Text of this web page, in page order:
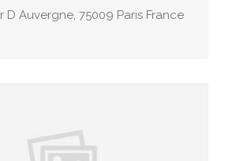
D Auvergne, 75009 Paris France